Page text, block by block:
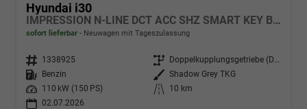
Hyundai i30
IMPRESSION N-LINE DCT ACC SHZ SMART KEY BSD MEMORY
sofort lieferbar Neuwagen mit Tageszulassung
Fahrzeugnr. 1338925 Getriebe
Doppelkupplungsgetriebe (DSG)
Kraftstoff
Benzin Außenfarbe Shadow Grey TKG
Leistung
110 kW (150 PS) Kilometerstand
10 km
02.07.2026